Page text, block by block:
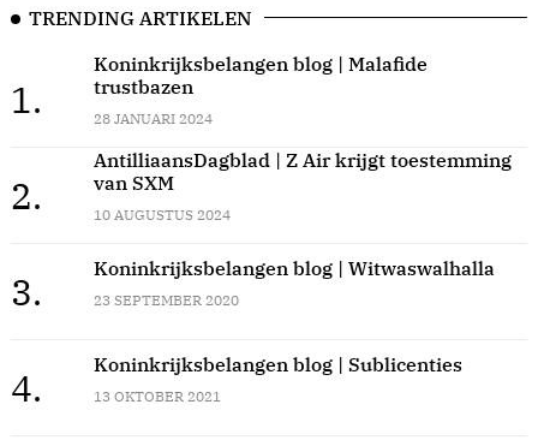
TRENDING ARTIKELEN
1.
Koninkrijksbelangen blog | Malafide
trustbazen
28 JANUARI 2024
2.
AntilliaansDagblad | Z Air krijgt toestemming
van SXM
10 AUGUSTUS 2024
3.
Koninkrijksbelangen blog | Witwaswalhalla
23 SEPTEMBER 2020
4.
Koninkrijksbelangen blog | Sublicenties
13 OKTOBER 2021